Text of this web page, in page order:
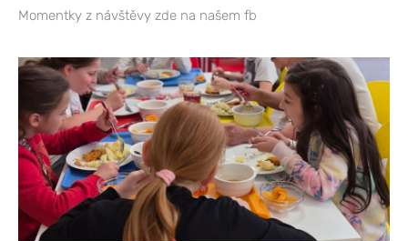
Momentky z návštěvy zde na našem fb